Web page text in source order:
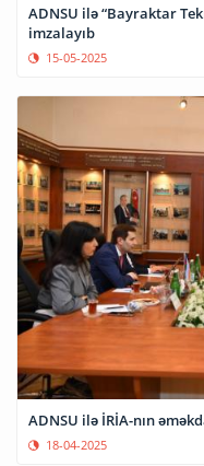
ADNSU ilə “Bayraktar
imzalayıb
15-05-2025
ADNSU ilə İRİA-nın
18-04-2025